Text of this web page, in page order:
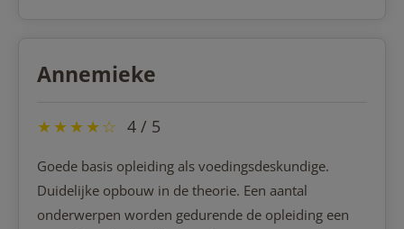
Annemieke
★★★★☆ 4 / 5
Goede basis opleiding als voedingsdeskundige.
Duidelijke opbouw in de theorie. Een aantal
onderwerpen worden gedurende de opleiding een